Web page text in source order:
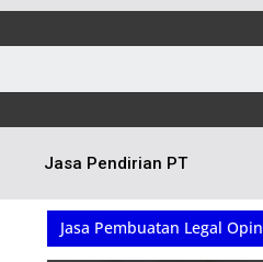
Jasa Pendirian PT
Jasa Pembuatan Legal